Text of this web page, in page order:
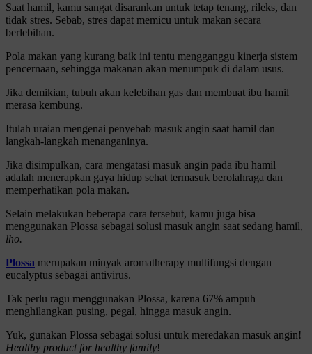
Saat hamil, kamu sangat disarankan untuk tetap tenang, rileks, dan
tidak stres. Sebab, stres dapat memicu untuk makan secara
berlebihan.
Pola makan yang kurang baik ini tentu mengganggu kinerja sistem
pencernaan, sehingga makanan akan menumpuk di dalam usus.
Jika demikian, tubuh akan kelebihan gas dan membuat ibu hamil
merasa kembung.
Itulah uraian mengenai penyebab masuk angin saat hamil dan
langkah-langkah menanganinya.
Jika disimpulkan, cara mengatasi masuk angin pada ibu hamil
adalah menerapkan gaya hidup sehat termasuk berolahraga dan
memperhatikan pola makan.
Selain melakukan beberapa cara tersebut, kamu juga bisa
menggunakan Plossa sebagai solusi masuk angin saat sedang hamil,
lho.
Plossa merupakan minyak aromatherapy multifungsi dengan
eucalyptus sebagai antivirus.
Tak perlu ragu menggunakan Plossa, karena 67% ampuh
menghilangkan pusing, pegal, hingga masuk angin.
Yuk, gunakan Plossa sebagai solusi untuk meredakan masuk angin!
Healthy product for healthy family!